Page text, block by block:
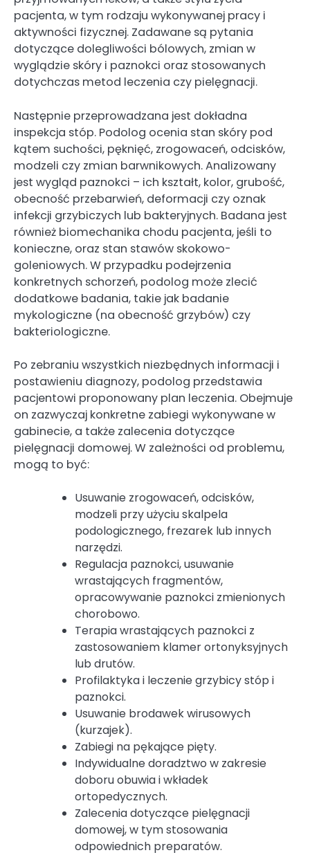
pacjenta, w tym rodzaju wykonywanej pracy i
aktywności fizycznej. Zadawane są pytania
dotyczące dolegliwości bólowych, zmian w
wyglądzie skóry i paznokci oraz stosowanych
dotychczas metod leczenia czy pielęgnacji.
Następnie przeprowadzana jest dokładna
inspekcja stóp. Podolog ocenia stan skóry pod
kątem suchości, pęknięć, zrogowaceń, odcisków,
modzeli czy zmian barwnikowych. Analizowany
jest wygląd paznokci – ich kształt, kolor, grubość,
obecność przebarwień, deformacji czy oznak
infekcji grzybiczych lub bakteryjnych. Badana jest
również biomechanika chodu pacjenta, jeśli to
konieczne, oraz stan stawów skokowo-
goleniowych. W przypadku podejrzenia
konkretnych schorzeń, podolog może zlecić
dodatkowe badania, takie jak badanie
mykologiczne (na obecność grzybów) czy
bakteriologiczne.
Po zebraniu wszystkich niezbędnych informacji i
postawieniu diagnozy, podolog przedstawia
pacjentowi proponowany plan leczenia. Obejmuje
on zazwyczaj konkretne zabiegi wykonywane w
gabinecie, a także zalecenia dotyczące
pielęgnacji domowej. W zależności od problemu,
mogą to być:
Usuwanie zrogowaceń, odcisków,
modzeli przy użyciu skalpela
podologicznego, frezarek lub innych
narzędzi.
Regulacja paznokci, usuwanie
wrastających fragmentów,
opracowywanie paznokci zmienionych
chorobowo.
Terapia wrastających paznokci z
zastosowaniem klamer ortonyksyjnych
lub drutów.
Profilaktyka i leczenie grzybicy stóp i
paznokci.
Usuwanie brodawek wirusowych
(kurzajek).
Zabiegi na pękające pięty.
Indywidualne doradztwo w zakresie
doboru obuwia i wkładek
ortopedycznych.
Zalecenia dotyczące pielęgnacji
domowej, w tym stosowania
odpowiednich preparatów.